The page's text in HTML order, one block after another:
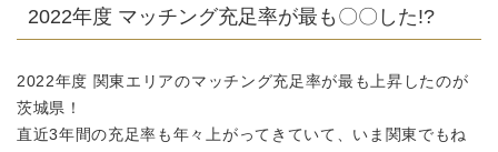
2022年度 マッチング充足率が最も〇〇した!?
2022年度 関東エリアのマッチング充足率が最も上昇したのが
茨城県！
直近3年間の充足率も年々上がってきていて、いま関東でもね